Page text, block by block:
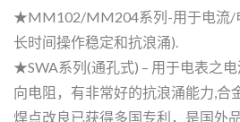
★MM102/MM204系列-用于电流/
长时间操作稳定和抗浪涌).
★SWA系列(通孔式) – 用于电表之
向电阻，有非常好的抗浪涌能力,合
焊点改良已获得多国专利，是国外